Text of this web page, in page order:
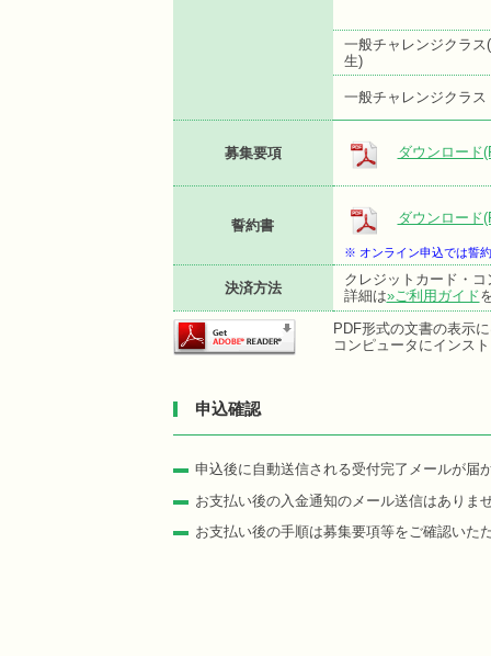
一般チャレンジクラス
生)
一般チャレンジクラス
募集要項 ダウンロード
誓約書 ダウンロード
※ オンライン申込では誓
決済方法
クレジットカード・
詳細は»ご利用ガイド
PDF形式の文書の表示
コンピュータにインス
申込確認
申込後に自動送信される受付完了メールが届
お支払い後の入金通知のメール送信はありま
お支払い後の手順は募集要項等をご確認いた